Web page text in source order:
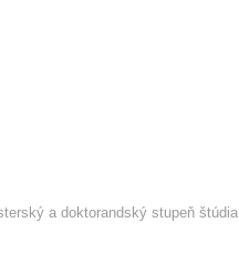
a doktorandský stupeň štúdia